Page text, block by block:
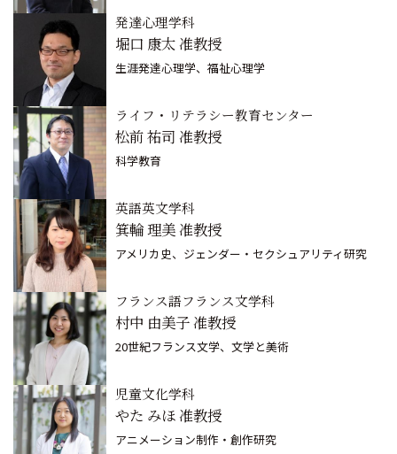
発達心理学科
堀口 康太 准教授
生涯発達心理学、福祉心理学
ライフ・リテラシー教育センター
松前 祐司 准教授
科学教育
英語英文学科
箕輪 理美 准教授
アメリカ史、ジェンダー・セクシュアリティ研究
フランス語フランス文学科
村中 由美子 准教授
20世紀フランス文学、文学と美術
児童文化学科
やた みほ 准教授
アニメーション制作・創作研究